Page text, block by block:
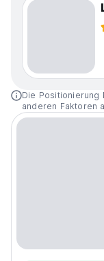
Die Positionierung
anderen Faktoren